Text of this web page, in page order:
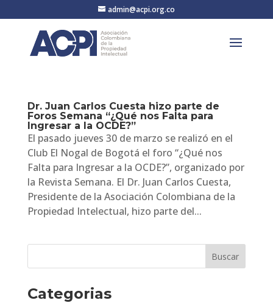
admin@acpi.org.co
Dr. Juan Carlos Cuesta hizo parte de
Foros Semana “¿Qué nos Falta para
Ingresar a la OCDE?”
El pasado jueves 30 de marzo se realizó en el
Club El Nogal de Bogotá el foro “¿Qué nos
Falta para Ingresar a la OCDE?”, organizado por
la Revista Semana. El Dr. Juan Carlos Cuesta,
Presidente de la Asociación Colombiana de la
Propiedad Intelectual, hizo parte del...
Categorias